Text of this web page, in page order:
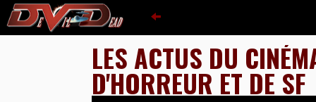
LES ACTUS DU
D'HORREUR ET DE SF